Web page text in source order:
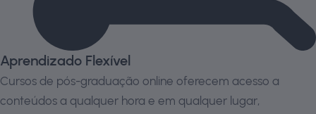
Aprendizado Flexível
Cursos de pós-graduação online oferecem acesso a
conteúdos a qualquer hora e em qualquer lugar,